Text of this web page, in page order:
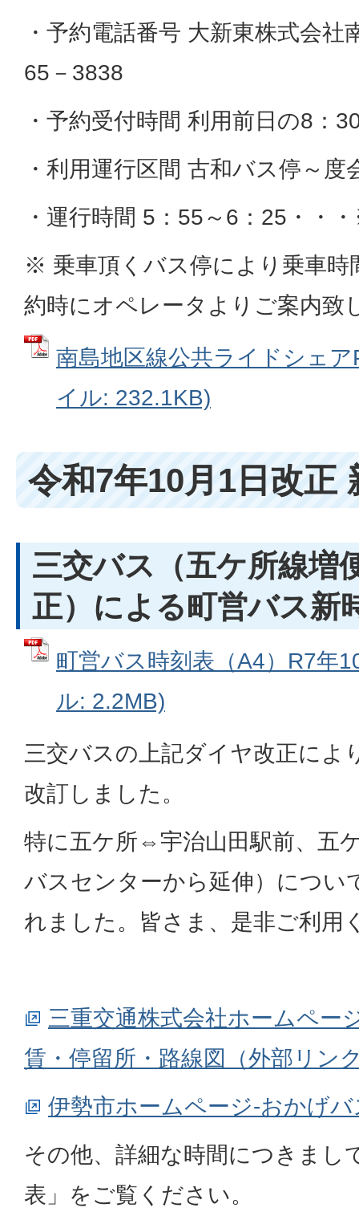
・予約電話番号 大新東株式会社
65－3838
・予約受付時間 利用前日の8：
・利用運行区間 古和バス停～度
・運行時間 5：55～6：25・・
※ 乗車頂くバス停により乗車時
約時にオペレータよりご案内致
南島地区線公共ライドシェ
イル: 232.1KB)
令和7年10月1日改正
三交バス（五ケ所線増
正）による町営バス新
町営バス時刻表（A4）R7年
ル: 2.2MB)
三交バスの上記ダイヤ改正によ
改訂しました。
特に五ケ所⇔宇治山田駅前、五
バスセンターから延伸）につい
れました。皆さま、是非ご利用
三重交通株式会社ホームペー
賃・停留所・路線図（外部リン
伊勢市ホームページ-おかげ
その他、詳細な時間につきまし
表」をご覧ください。